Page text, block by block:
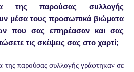
της παρούσας συλλογής
μέσα τους προσωπικά βιώματα
που σας επηρέασαν και σας
τις σκέψεις σας στο χαρτί;
της παρούσας συλλογής γράφτηκαν σε